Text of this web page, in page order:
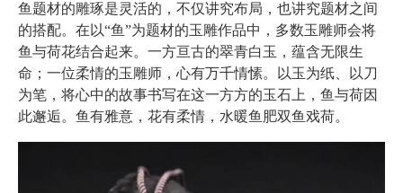
鱼题材的雕琢是灵活的，不仅讲究布局，也讲究题材之间
的搭配。在以“鱼”为题材的玉雕作品中，多数玉雕师会将
鱼与荷花结合起来。一方亘古的翠青白玉，蕴含无限生
命；一位柔情的玉雕师，心有万千情愫。以玉为纸、以刀
为笔，将心中的故事书写在这一方方的玉石上，鱼与荷因
此邂逅。鱼有雅意，花有柔情，水暖鱼肥双鱼戏荷。